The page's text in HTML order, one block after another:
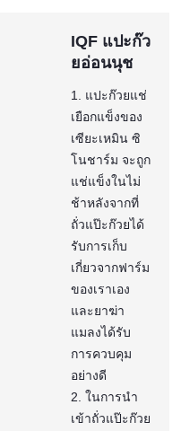
IQF แปะก๊ว
ยอ่อนนุช
1. แปะก๊วยแช่
เยือกแข็งของ
เซียะเหมิน ซิ
โนชาร์ม จะถูก
แช่แข็งในไม่
ช้าหลังจากที่
ถั่วแป๊ะก๊วยได้
รับการเก็บ
เกี่ยวจากฟาร์ม
ของเราเอง
และยาฆ่า
แมลงได้รับ
การควบคุม
อย่างดี
2. ในการนำ
เข้าถั่วแป๊ะก๊วย